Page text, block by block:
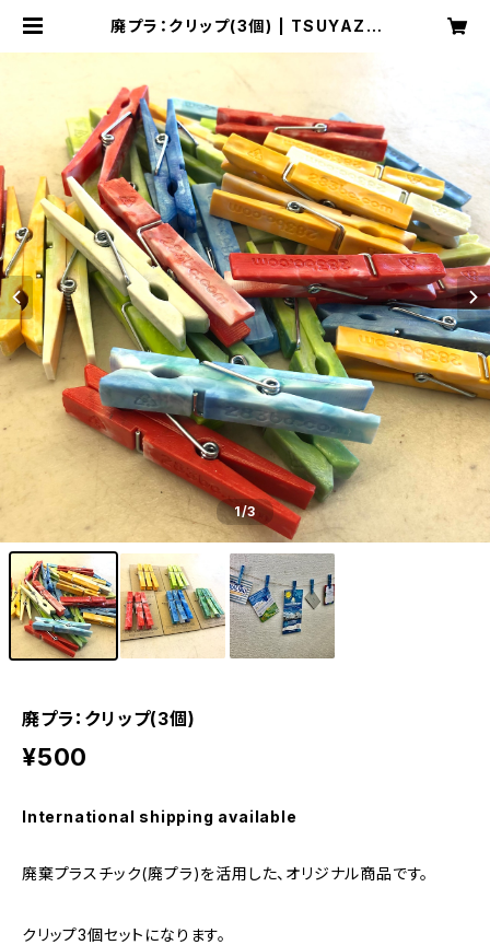
廃プラ：クリップ(3個) | TSUYAZA
1/3
廃プラ：クリップ(3個)
¥500
International shipping available
廃棄プラスチック(廃プラ)を活用した、オリジナル商品です。
クリップ3個セットになります。